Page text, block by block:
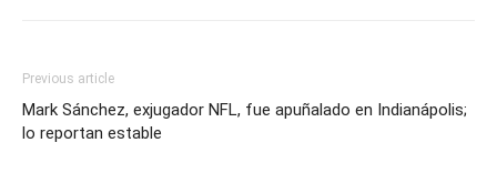
Previous article
Mark Sánchez, exjugador NFL, fue apuñalado en Indianápolis;
lo reportan estable